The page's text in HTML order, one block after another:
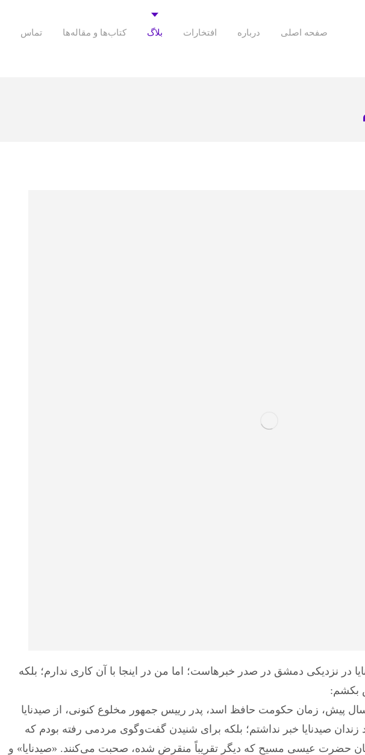
صفحه اصلی درباره افتخارات بلاگ کتاب‌ها و مقاله‌ها تماس
در نزدیکی دمشق در صدر خبرهاست؛ اما من در اینجا با آن کاری ندارم؛ بلکه
بکشم:
از سی سال پیش، زمان حکومت حافظ اسد، پدر رییس جمهور مخلوع کنونی، از صیدنایا
زندان صیدنایا خبر نداشتم؛ بلکه برای شنیدن گفت‌وگوی مردمی رفته بودم که
حضرت عیسی مسیح که دیگر تقریباً منقرض شده، صحبت می‌کنند. «صیدنایا» و